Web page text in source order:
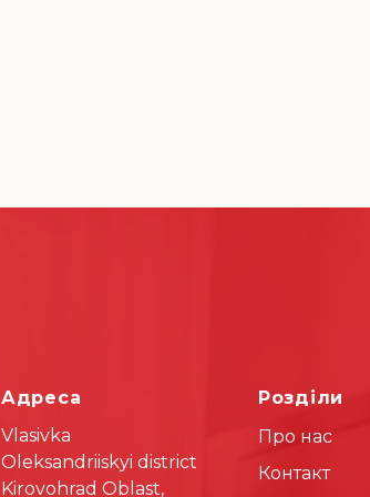
Адреса
Vlasivka
Oleksandriiskyi district
Kirovohrad Oblast,
Розділи
Про нас
Контакт